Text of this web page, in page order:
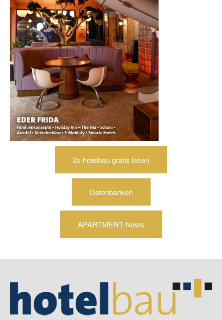
2x hotelbau gratis lesen
Datenbanken
APARTMENT-News